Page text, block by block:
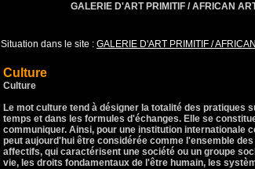
GALERIE D'ART PRIMITIF / AFRICAN
Situation dans le site : GALERIE D'ART PRIMITIF /
Culture
Culture
Le mot culture tend à désigner la totalité des pratiques
temps et dans les formules d'échanges. Elle se
communiquer. Ainsi, pour une institution internationale
peut aujourd'hui être considérée comme l'ensemble
affectifs, qui caractérisent une société ou un groupe
vie, les droits fondamentaux de l'être humain, les